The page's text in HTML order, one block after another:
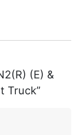
(E) &
Truck”